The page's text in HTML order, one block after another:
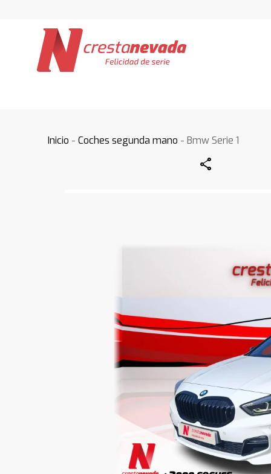
Inicio -Coches segunda mano - Bmw Serie 1
Share